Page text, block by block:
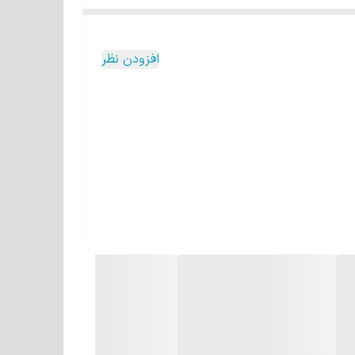
بسیاری دارد. خاصیت درخت آرگان به دلیل
افزودن نظر